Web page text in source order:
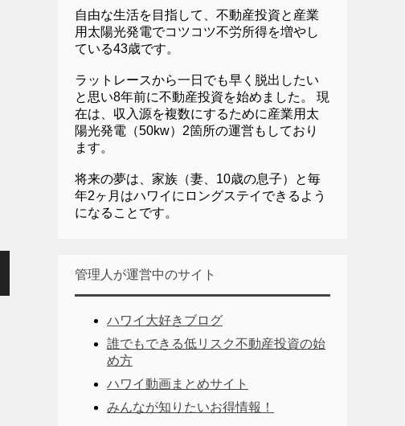
自由な生活を目指して、不動産投資と産業
用太陽光発電でコツコツ不労所得を増やし
ている43歳です。
ラットレースから一日でも早く脱出したい
と思い8年前に不動産投資を始めました。 現
在は、収入源を複数にするために産業用太
陽光発電（50kw）2箇所の運営もしており
ます。
将来の夢は、家族（妻、10歳の息子）と毎
年2ヶ月はハワイにロングステイできるよう
になることです。
管理人が運営中のサイト
ハワイ大好きブログ
誰でもできる低リスク不動産投資の始
め方
ハワイ動画まとめサイト
みんなが知りたいお得情報！